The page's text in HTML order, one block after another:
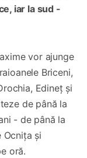
iar la sud -
vor ajunge
Briceni,
Edineț și
de până la
- de până la
Ocnița și
oră.